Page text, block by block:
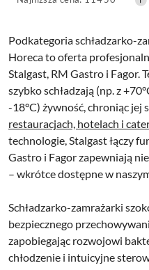
30
przed
obniżką
Podkategoria schładzarko-
Horeca to oferta
Stalgast, RM Gastro i Fagor.
szybko schładzają (np. z
-18°C) żywność, chroniąc jej
restauracjach, hotelach i
technologie, Stalgast łączy
Gastro i Fagor zapewniają
– wkrótce dostępne w
Schładzarko-zamrażarki
bezpiecznego
zapobiegając rozwojowi
chłodzenie i intuicyjne